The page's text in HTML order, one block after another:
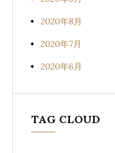
2020年8月
2020年7月
2020年6月
TAG CLOUD